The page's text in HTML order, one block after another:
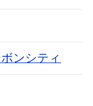
ンシティ